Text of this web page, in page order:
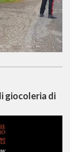
giocoleria di